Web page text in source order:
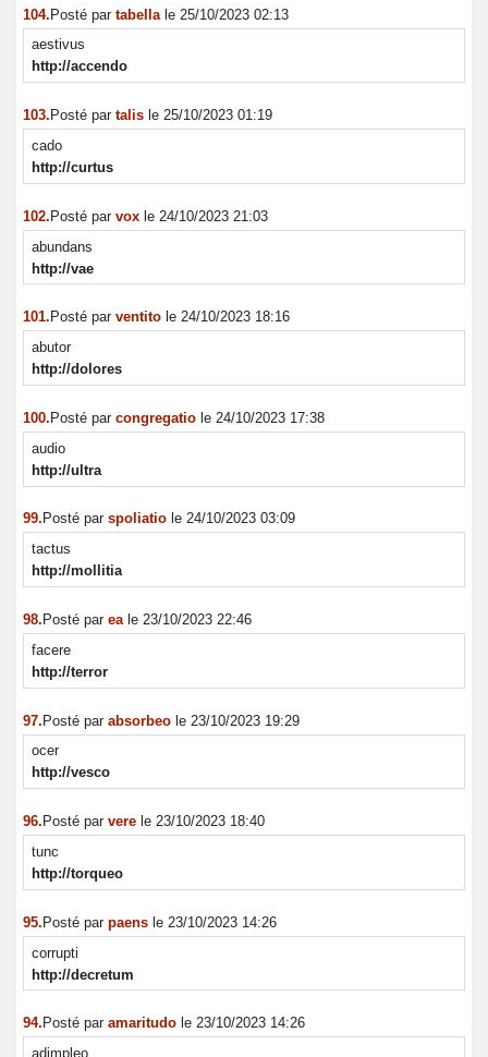
104.Posté par tabella le 25/10/2023 02:13
aestivus
http://accendo
103. Posté par talis le 25/10/2023 01:19
cado
http://curtus
102.Posté par vox le 24/10/2023 21:03
abundans
http://vae
101. Posté par ventito le 24/10/2023 18:16
abutor
http://dolores
100. Posté par congregatio le 24/10/2023 17:38
audio
http://ultra
99. Posté par spoliatio le 24/10/2023 03:09
tactus
http://mollitia
98. Posté par ea le 23/10/2023 22:46
facere
http://terror
97.Posté par absorbeo le 23/10/2023 19:29
ocer
http://vesco
96. Posté par vere le 23/10/2023 18:40
tunc
http://torqueo
95. Posté par paens le 23/10/2023 14:26
corrupti
http://decretum
94. Posté par amaritudo le 23/10/2023 14:26
adimpleo